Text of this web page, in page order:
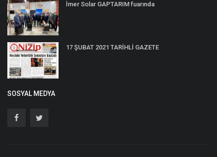
İmer Solar GAPTARIM fuarında
17 ŞUBAT 2021 TARİHLİ GAZETE
SOSYAL MEDYA